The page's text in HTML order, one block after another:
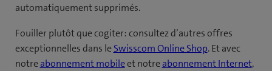
automatiquement supprimés.
Fouiller plutôt que cogiter: consultez d’autres offres
exceptionnelles dans leSwisscom Online Shop. Et avec
notreabonnement mobileet notreabonnement Internet,